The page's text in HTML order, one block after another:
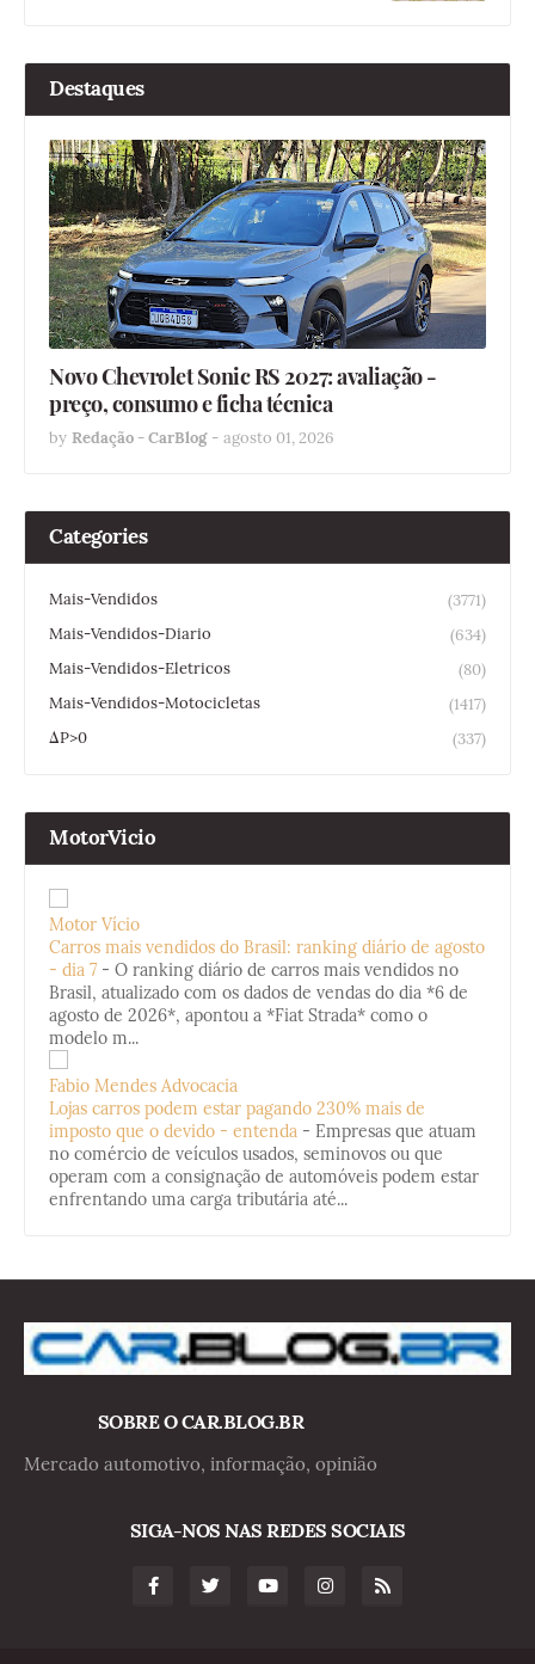
Destaques
Novo Chevrolet Sonic RS 2027: avaliação -
preço, consumo e ficha técnica
by Redação - CarBlog - agosto 01, 2026
Categories
Mais-Vendidos
(3771)
Mais-Vendidos-Diario
(634)
Mais-Vendidos-Eletricos
(80)
Mais-Vendidos-Motocicletas
(1417)
ΔP>0
(337)
MotorVicio
Motor Vício
Carros mais vendidos do Brasil: ranking diário de agosto
- dia 7 - O ranking diário de carros mais vendidos no
Brasil, atualizado com os dados de vendas do dia *6 de
agosto de 2026*, apontou a *Fiat Strada* como o
modelo m...
Fabio Mendes Advocacia
Lojas carros podem estar pagando 230% mais de
imposto que o devido - entenda - Empresas que atuam
no comércio de veículos usados, seminovos ou que
operam com a consignação de automóveis podem estar
enfrentando uma carga tributária até...
SOBRE O CAR.BLOG.BR
Mercado automotivo, informação, opinião
SIGA-NOS NAS REDES SOCIAIS